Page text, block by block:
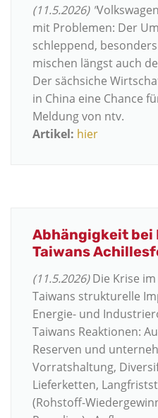
(11.5.2026) "
mit Problemen: Der
schleppend,
mischen längst auch
Der sächsiche
in China eine Chance
Meldung von ntv.
Artikel: hier
Abhängigkeit
Taiwans
(11.5.2026) Die Krise
Taiwans strukturelle
Energie- und
Taiwans Reaktionen:
Reserven und
Vorratshaltung,
Lieferketten,
(Rohstoff-